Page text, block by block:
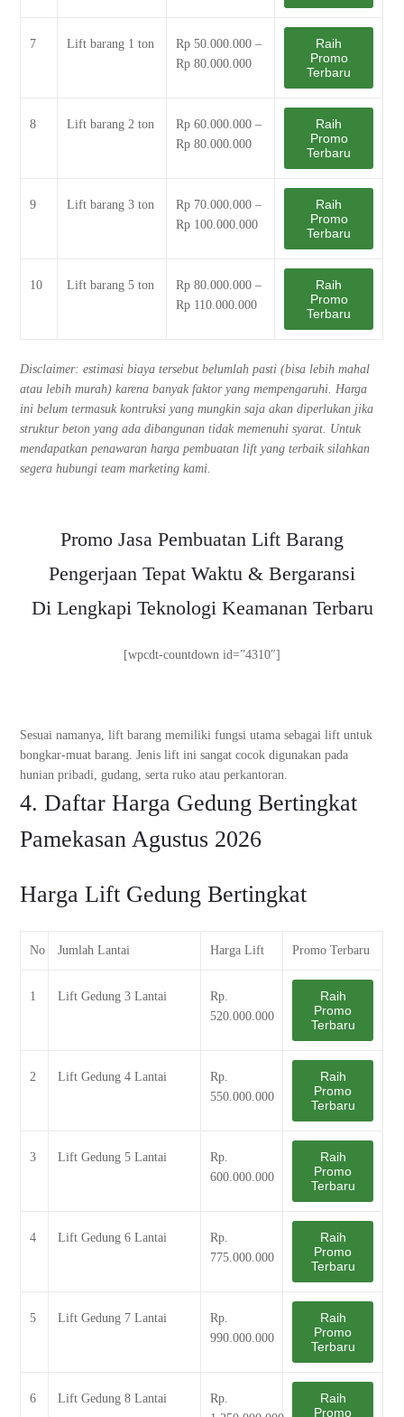
7 Lift barang 1 ton
Rp 50.000.000 –
Rp 80.000.000
Raih
Promo
Terbaru
8 Lift barang 2 ton
Rp 60.000.000 –
Rp 80.000.000
Raih
Promo
Terbaru
9 Lift barang 3 ton
Rp 70.000.000 –
Rp 100.000.000
Raih
Promo
Terbaru
10 Lift barang 5 ton
Rp 80.000.000 –
Rp 110.000.000
Raih
Promo
Terbaru
Disclaimer: estimasi biaya tersebut belumlah pasti (bisa lebih mahal
atau lebih murah) karena banyak faktor yang mempengaruhi. Harga
ini belum termasuk kontruksi yang mungkin saja akan diperlukan jika
struktur beton yang ada dibangunan tidak memenuhi syarat. Untuk
mendapatkan penawaran harga pembuatan lift yang terbaik silahkan
segera hubungi team marketing kami.
Promo Jasa Pembuatan Lift Barang
Pengerjaan Tepat Waktu & Bergaransi
Di Lengkapi Teknologi Keamanan Terbaru
[wpcdt-countdown id=”4310″]
Sesuai namanya, lift barang memiliki fungsi utama sebagai lift untuk
bongkar-muat barang. Jenis lift ini sangat cocok digunakan pada
hunian pribadi, gudang, serta ruko atau perkantoran.
4. Daftar Harga Gedung Bertingkat
Pamekasan Agustus 2026
Harga Lift Gedung Bertingkat
No Jumlah Lantai Harga Lift Promo Terbaru
1 Lift Gedung 3 Lantai
Rp.
520.000.000
Raih
Promo
Terbaru
2 Lift Gedung 4 Lantai
Rp.
550.000.000
Raih
Promo
Terbaru
3 Lift Gedung 5 Lantai
Rp.
600.000.000
Raih
Promo
Terbaru
4 Lift Gedung 6 Lantai
Rp.
775.000.000
Raih
Promo
Terbaru
5 Lift Gedung 7 Lantai
Rp.
990.000.000
Raih
Promo
Terbaru
6 Lift Gedung 8 Lantai
Rp.
Raih
Promo